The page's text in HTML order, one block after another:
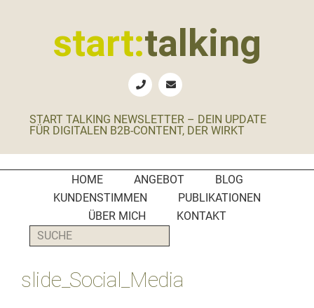
start:talking
B2B-
Social
Media
Manager
PR-
Agenturen
START TALKING NEWSLETTER – DEIN UPDATE
FÜR DIGITALEN B2B-CONTENT, DER WIRKT
HOME ANGEBOT
BLOG
KUNDENSTIMMEN
PUBLIKATIONEN
ÜBER MICH
KONTAKT
SUCHE
slide_Social_Media